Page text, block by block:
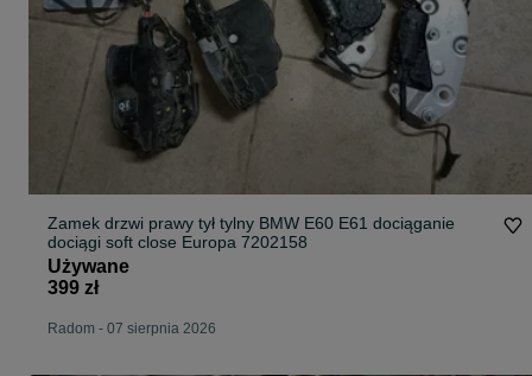
Zamek drzwi prawy tył tylny BMW E60 E61 dociąganie
dociągi soft close Europa 7202158
Używane
399 zł
Radom - 07 sierpnia 2026